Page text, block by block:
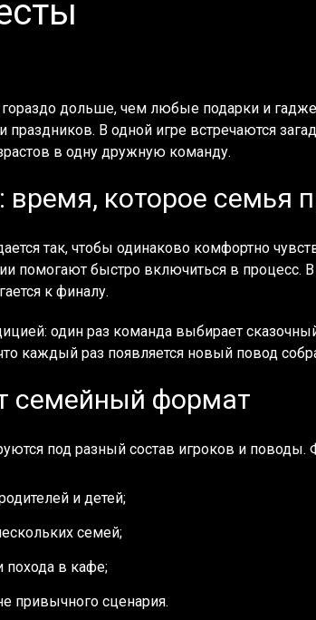
дольше, чем любые подарки и
В одной игре встречаются
в одну дружную команду.
которое семья
так, чтобы одинаково комфортно
помогают быстро включиться в процесс.
к финалу.
один раз команда выбирает
каждый раз появляется новый повод
семейный формат
под разный состав игроков и поводы.
и детей;
семей;
похода в кафе;
привычного сценария.